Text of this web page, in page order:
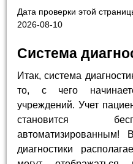
Дата проверки этой
2026-08-10
Система
Итак, система
то, с чего
учреждений. Учет
становится
автоматизированным!
диагностики